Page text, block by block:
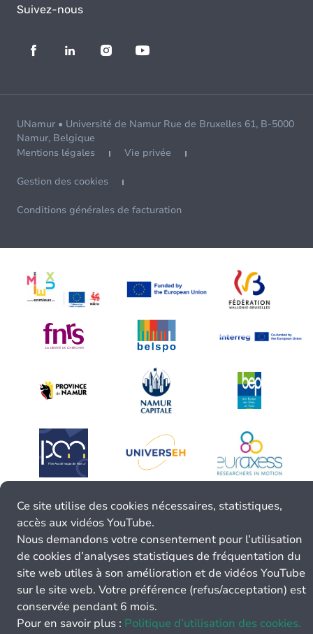
Suivez-nous
UNamur • Université de Namur Rue de Bruxelles 61, B-5000
Namur, Belgique
Mentions légales
Vie privée
Gestion des cookies
Conditions générales de facturation
Ce site utilise des cookies nécessaires, statistiques,
accès aux vidéos YouTube.
Nous demandons votre consentement pour l’utilisation
de cookies d’analyses statistiques de fréquentation du
site web utiles à son amélioration et de vidéos YouTube
sur le site web. Votre préférence (refus/acceptation) est
conservée pendant 6 mois.
Pour en savoir plus : Politique d’utilisation des cookies.